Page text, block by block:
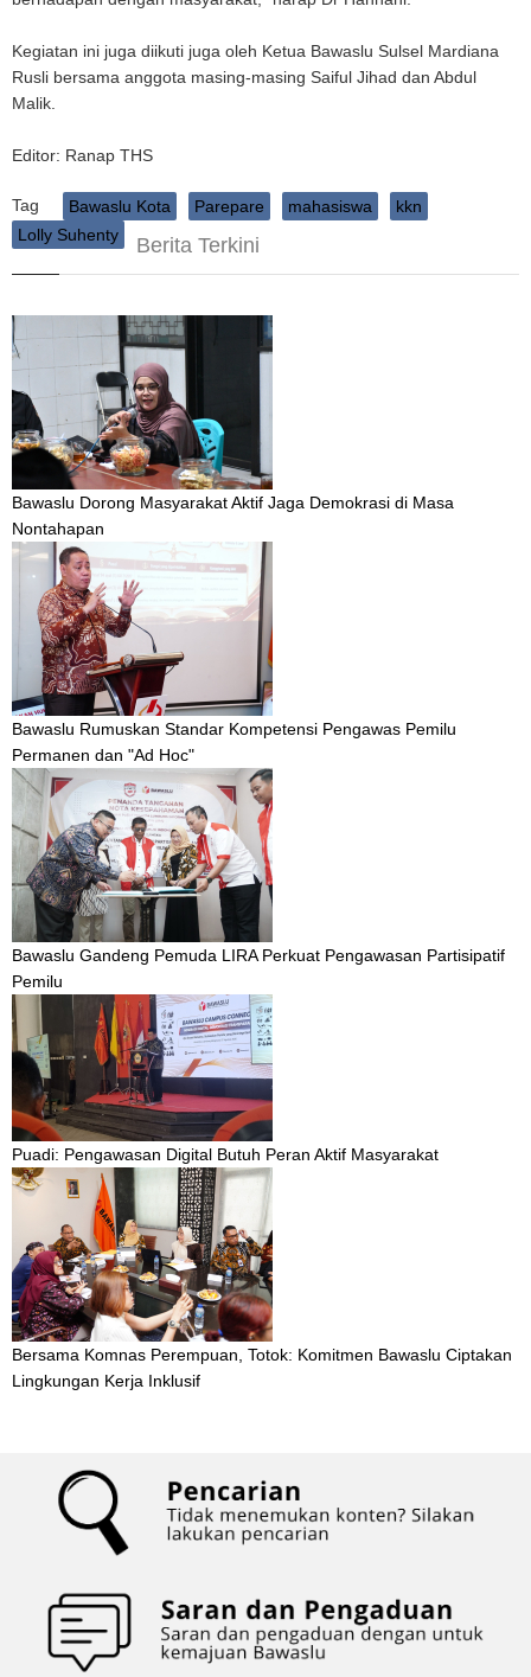
Kegiatan ini juga diikuti juga oleh Ketua Bawaslu Sulsel Mardiana
Rusli bersama anggota masing-masing Saiful Jihad dan Abdul
Malik.
Editor: Ranap THS
Tag Bawaslu Kota Parepare mahasiswa
kkn
Lolly Suhenty
Berita Terkini
Bawaslu Dorong Masyarakat Aktif Jaga Demokrasi di Masa
Nontahapan
Bawaslu Rumuskan Standar Kompetensi Pengawas Pemilu
Permanen dan "Ad Hoc"
Bawaslu Gandeng Pemuda LIRA Perkuat Pengawasan Partisipatif
Pemilu
Puadi: Pengawasan Digital Butuh Peran Aktif Masyarakat
Bersama Komnas Perempuan, Totok: Komitmen Bawaslu Ciptakan
Lingkungan Kerja Inklusif